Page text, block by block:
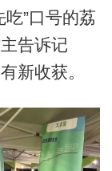
”口号的荔
告诉记
新收获。